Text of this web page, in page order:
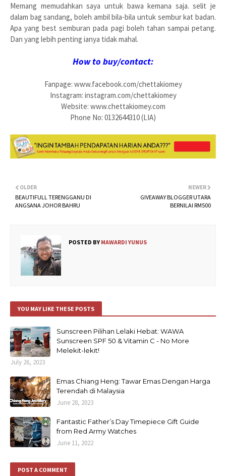
Memang memudahkan saya untuk bawa kemana saja. selit je
dalam bag sandang, boleh ambil bila-bila untuk sembur kat badan.
Apa yang best semburan pada pagi boleh tahan sampai petang.
Dan yang lebih penting ianya tidak mahal.
How to buy/contact:
Fanpage: www.facebook.com/chettakiomey
Instagram: instagram.com/chettakiomey
Website: www.chettakiomey.com
Phone No: 0132644310 (LIA)
NEWER
GIVEAWAY BLOGGER UTARA
BERNILAI RM500
OLDER
BEAUTIFULL TERENGGANU DI
ANGSANA JOHOR BAHRU
POSTED BY MAWARDI YUNUS
YOU MAY LIKE THESE POSTS
Sunscreen Pilihan Lelaki Hebat: WAWA
Sunscreen SPF 50 & Vitamin C - No More
Melekit-lekit!
July 26, 2023
Emas Chiang Heng: Tawar Emas Dengan Harga
Terendah di Malaysia
June 28, 2023
Fantastic Father’s Day Timepiece Gift Guide
from Red Army Watches
June 11, 2022
POST A COMMENT